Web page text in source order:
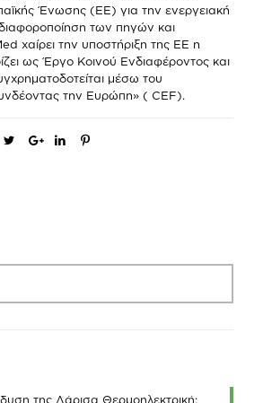
Ένωσης (ΕΕ) για την ενεργειακή
των πηγών και
χαίρει την υποστήριξη της ΕΕ η
ως Έργο Κοινού Ενδιαφέροντος και
μέσω του
την Ευρώπη» ( CEF).
της Λάρισα Θερμοηλεκτρική: